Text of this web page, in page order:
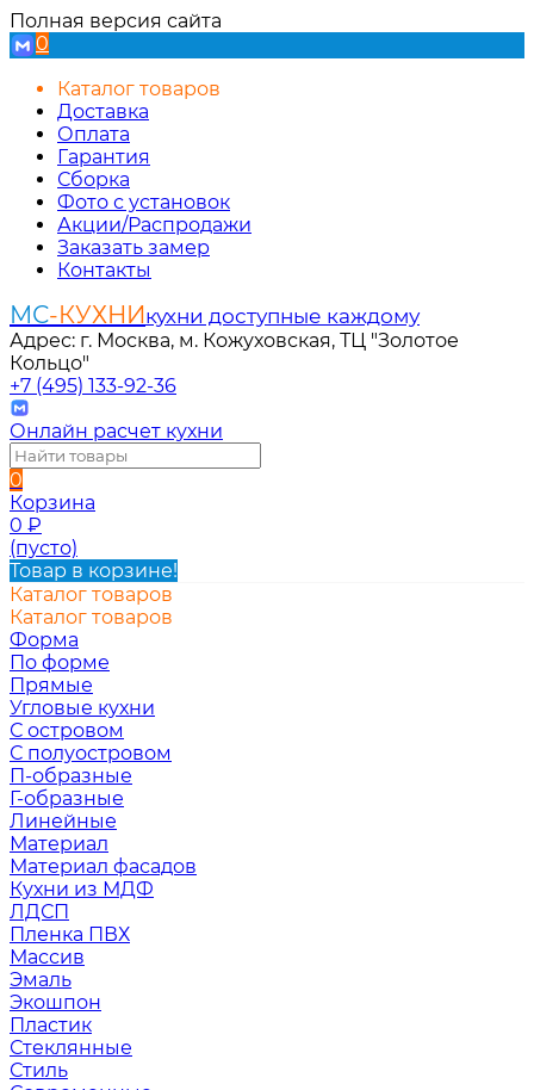
Полная версия сайта
0
Каталог товаров
Доставка
Оплата
Гарантия
Сборка
Фото с установок
Акции/Распродажи
Заказать замер
Контакты
МС-КУХНИкухни доступные каждому
Адрес: г. Москва, м. Кожуховская, ТЦ "Золотое
Кольцо"
+7 (495) 133-92-36
Онлайн расчет кухни
0
Корзина
0 ₽
(пусто)
Товар в корзине!
Каталог товаров
Каталог товаров
Форма
По форме
Прямые
Угловые кухни
С островом
С полуостровом
П-образные
Г-образные
Линейные
Материал
Материал фасадов
Кухни из МДФ
ЛДСП
Пленка ПВХ
Массив
Эмаль
Экошпон
Пластик
Стеклянные
Стиль